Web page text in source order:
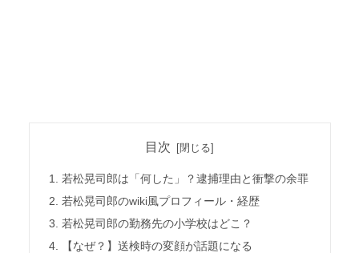
目次
若松晃司郎は「何した」？逮捕理由と衝撃の余罪
若松晃司郎のwiki風プロフィール・経歴
若松晃司郎の勤務先の小学校はどこ？
【なぜ？】送検時の変顔が話題になる